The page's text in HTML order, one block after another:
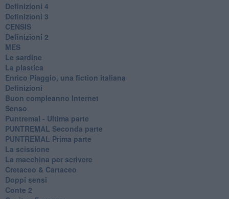
Definizioni 4
Definizioni 3
CENSIS
​Definizioni 2
MES
Le sardine
La plastica
​Enrico Piaggio, una fiction italiana
Definizioni
​Buon compleanno Internet
Senso
Puntremal - Ultima parte
PUNTREMAL Seconda parte
​PUNTREMAL Prima parte
La scissione
La macchina per scrivere
Cretaceo & Cartaceo
Doppi sensi
​Conte 2